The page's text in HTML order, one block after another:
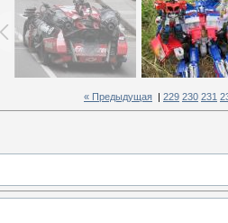
« Предыдущая 229 230 231